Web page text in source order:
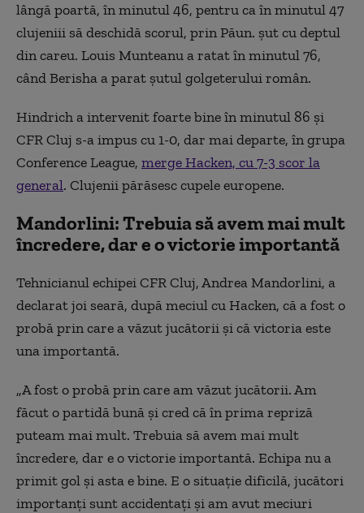
lângă poartă, în minutul 46, pentru ca în minutul 47
clujeniii să deschidă scorul, prin Păun. şut cu deptul
din careu. Louis Munteanu a ratat în minutul 76,
când Berisha a parat şutul golgeterului român.
Hindrich a intervenit foarte bine în minutul 86 şi
CFR Cluj s-a impus cu 1-0, dar mai departe, în grupa
Conference League, merge Hacken, cu 7-3 scor la
general. Clujenii părăsesc cupele europene.
Mandorlini: Trebuia să avem mai mult
încredere, dar e o victorie importantă
Tehnicianul echipei CFR Cluj, Andrea Mandorlini, a
declarat joi seară, după meciul cu Hacken, că a fost o
probă prin care a văzut jucătorii şi că victoria este
una importantă.
„A fost o probă prin care am văzut jucătorii. Am
făcut o partidă bună şi cred că în prima repriză
puteam mai mult. Trebuia să avem mai mult
încredere, dar e o victorie importantă. Echipa nu a
primit gol şi asta e bine. E o situaţie dificilă, jucători
importanţi sunt accidentaţi şi am avut meciuri